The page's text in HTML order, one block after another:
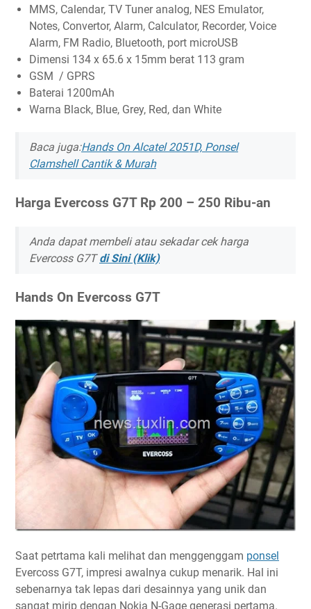
MMS, Calendar, TV Tuner analog, NES Emulator,
Notes, Convertor, Alarm, Calculator, Recorder, Voice
Alarm, FM Radio, Bluetooth, port microUSB
Dimensi 134 x 65.6 x 15mm berat 113 gram
GSM / GPRS
Baterai 1200mAh
Warna Black, Blue, Grey, Red, dan White
Baca juga:Hands On Alcatel 2051D, Ponsel
Clamshell Cantik & Murah
Harga Evercoss G7T Rp 200 – 250 Ribu-an
Anda dapat membeli atau sekadar cek harga
Evercoss G7T di Sini (Klik)
Hands On Evercoss G7T
Saat petrtama kali melihat dan menggenggam ponsel
Evercoss G7T, impresi awalnya cukup menarik. Hal ini
sebenarnya tak lepas dari desainnya yang unik dan
sangat mirip dengan Nokia N-Gage generasi pertama.